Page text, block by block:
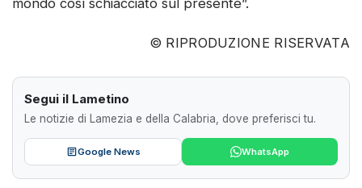
© RIPRODUZIONE RISERVATA
Segui il Lametino
Le notizie di Lamezia e della Calabria, dove preferisci tu.
Google News WhatsApp